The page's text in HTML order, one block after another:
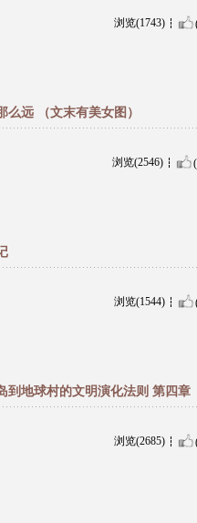
浏览(1743)
远 （文末有美女图）
浏览(2546)
浏览(1544)
到地球村的文明演化法则 第四章
浏览(2685)